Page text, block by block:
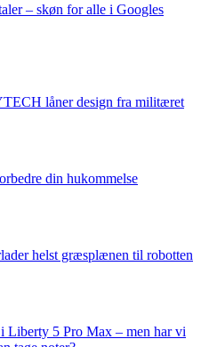
– skøn for alle i Googles
låner design fra militæret
din hukommelse
helst græsplænen til robotten
Liberty 5 Pro Max – men har vi